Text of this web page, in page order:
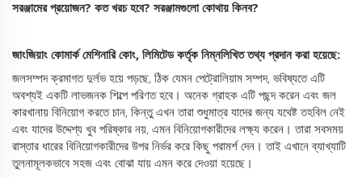
সরঞ্জামের প্রয়োজন? কত খরচ হবে? সরঞ্জামগুলো কোথায় কিনব?
জাংজিয়াং কোমার্ক মেশিনারি কোং, লিমিটেড কর্তৃক নিম্নলিখিত তথ্য প্রদান করা হয়েছে:
জলসম্পদ ক্রমাগত দুর্লভ হয়ে পড়ছে, ঠিক যেমন পেট্রোলিয়াম সম্পদ, ভবিষ্যতে এটি
অবশ্যই একটি লাভজনক শিল্পে পরিণত হবে। অনেক গ্রাহক এটি পছন্দ করেন এবং জল
কারখানায় বিনিয়োগ করতে চান, কিন্তু এখন তারা শুধুমাত্র যাদের জন্য যথেষ্ট তহবিল নেই
এবং যাদের উদ্দেশ্য খুব পরিষ্কার নয়, এমন বিনিয়োগকারীদের লক্ষ্য করেন। তারা সবসময়
রাস্তার ধারের বিনিয়োগকারীদের উপর নির্ভর করে কিছু পরামর্শ দেন। তাই এখানে ব্যাখ্যাটি
তুলনামূলকভাবে সহজ এবং বোঝা যায় এমন করে দেওয়া হয়েছে।